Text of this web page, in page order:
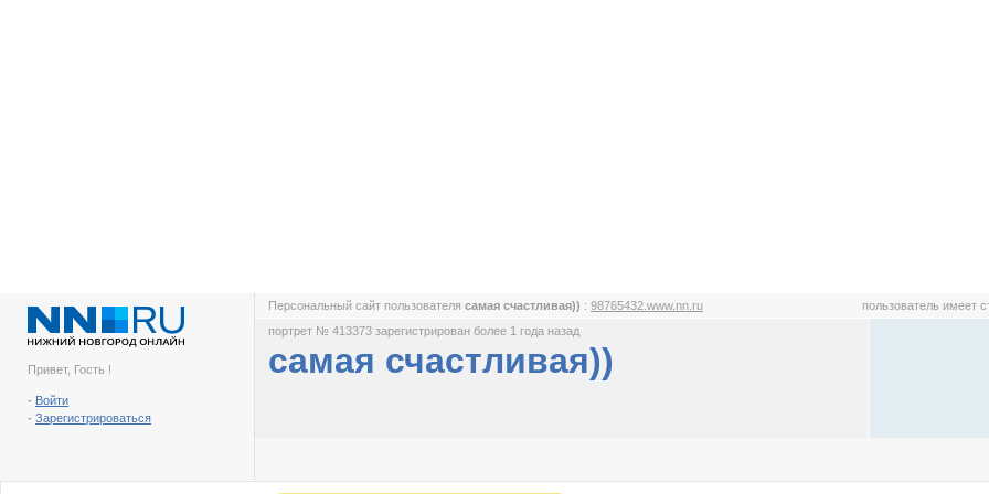
Привет, Гость !
- Войти
- Зарегистрироваться
Персональный сайт пользователя самая счастливая)) : 98765432.www.nn.ru пользователь имеет
портрет № 413373 зарегистрирован более 1 года назад
самая счастливая))